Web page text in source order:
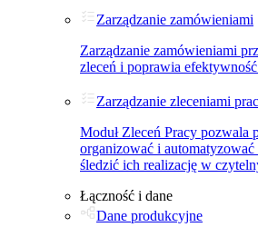
Zarządzanie zamówieniami
Zarządzanie zamówieniami
zleceń i poprawia
Zarządzanie zleceniami
Moduł Zleceń Pracy pozwala
organizować i automatyzować
śledzić ich realizację w
Łączność i dane
Dane produkcyjne